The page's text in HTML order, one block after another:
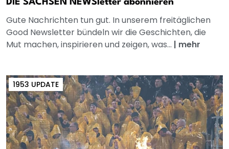
DIE SACHSEN NEWSletter abonnieren
Gute Nachrichten tun gut. In unserem freitäglichen
Good Newsletter bündeln wir die Geschichten, die
Mut machen, inspirieren und zeigen, was... | mehr
1953 UPDATE